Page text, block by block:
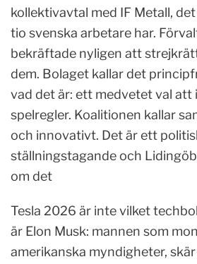
kollektivavtal med IF Metall,
tio svenska arbetare har.
bekräftade nyligen att
dem. Bolaget kallar det
vad det är: ett medvetet val att
spelregler. Koalitionen kallar
och innovativt. Det är ett
ställningstagande och
om det
Tesla 2026 är inte vilket
är Elon Musk: mannen som
amerikanska myndigheter, skär